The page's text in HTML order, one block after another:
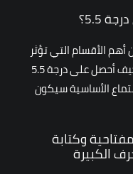
5.5؟
الأقسام التي تؤثر
على نتيجتك النهائية. إذا كنت تتساءل: كيف أحصل على درجة 5.5
الأساسية سيكون
وكتابة
الكبيرة